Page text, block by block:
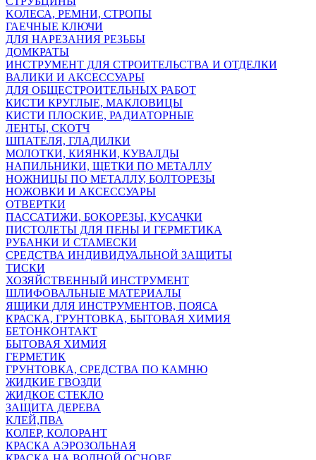
KОЛЕСА, РЕМНИ, СТРОПЫ
ГАЕЧНЫЕ КЛЮЧИ
ДЛЯ НАРЕЗАНИЯ РЕЗЬБЫ
ДОМКРАТЫ
ИНСТРУМЕНТ ДЛЯ СТРОИТЕЛЬСТВА И ОТДЕЛКИ
ВАЛИКИ И АКСЕССУАРЫ
ДЛЯ ОБЩЕСТРОИТЕЛЬНЫХ РАБОТ
КИСТИ КРУГЛЫЕ, МАКЛОВИЦЫ
КИСТИ ПЛОСКИЕ, РАДИАТОРНЫЕ
ЛЕНТЫ, СКОТЧ
ШПАТЕЛЯ, ГЛАДИЛКИ
МОЛОТКИ, КИЯНКИ, КУВАЛДЫ
НАПИЛЬНИКИ, ЩЕТКИ ПО МЕТАЛЛУ
НОЖНИЦЫ ПО МЕТАЛЛУ, БОЛТОРЕЗЫ
НОЖОВКИ И АКСЕССУАРЫ
ОТВЕРТКИ
ПАССАТИЖИ, БОКОРЕЗЫ, КУСАЧКИ
ПИСТОЛЕТЫ ДЛЯ ПЕНЫ И ГЕРМЕТИКА
РУБАНКИ И СТАМЕСКИ
СРЕДСТВА ИНДИВИДУАЛЬНОЙ ЗАЩИТЫ
ТИСКИ
ХОЗЯЙСТВЕННЫЙ ИНСТРУМЕНТ
ШЛИФОВАЛЬНЫЕ МАТЕРИАЛЫ
ЯЩИКИ ДЛЯ ИНСТРУМЕНТОВ, ПОЯСА
КРАСКА, ГРУНТОВКА, БЫТОВАЯ ХИМИЯ
БЕТОНКОНТАКТ
БЫТОВАЯ ХИМИЯ
ГЕРМЕТИК
ГРУНТОВКА, СРЕДСТВА ПО КАМНЮ
ЖИДКИЕ ГВОЗДИ
ЖИДКОЕ СТЕКЛО
ЗАЩИТА ДЕРЕВА
КЛЕЙ,ПВА
КОЛЕР, КОЛОРАНТ
КРАСКА АЭРОЗОЛЬНАЯ